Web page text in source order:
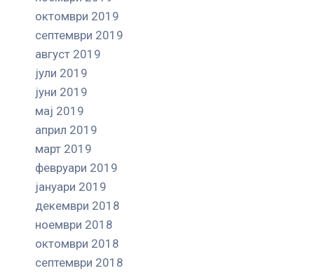
октомври 2019
септември 2019
август 2019
јули 2019
јуни 2019
мај 2019
април 2019
март 2019
февруари 2019
јануари 2019
декември 2018
ноември 2018
октомври 2018
септември 2018